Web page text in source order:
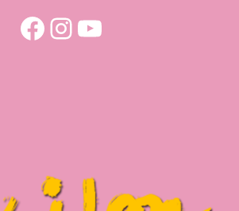
Facebook
Instagram
YouTube